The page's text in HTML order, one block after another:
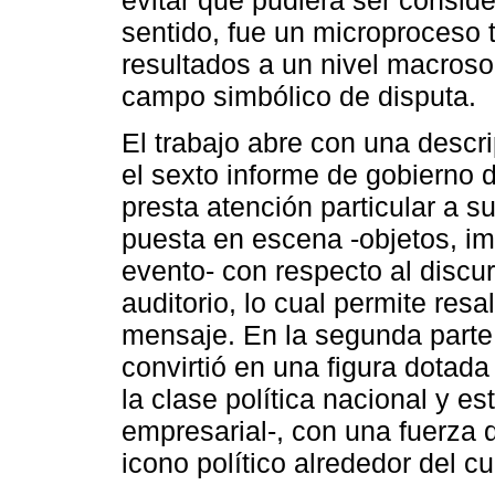
sentido, fue un
resultados a un nivel
campo simbólico de disputa.
El trabajo abre con una
el sexto informe de gobierno
presta atención particular a
puesta en escena -objetos,
evento- con respecto al
auditorio, lo cual permite
mensaje. En la segunda
convirtió en una figura
la clase política nacional y
empresarial-, con una fuerza
icono político alrededor del